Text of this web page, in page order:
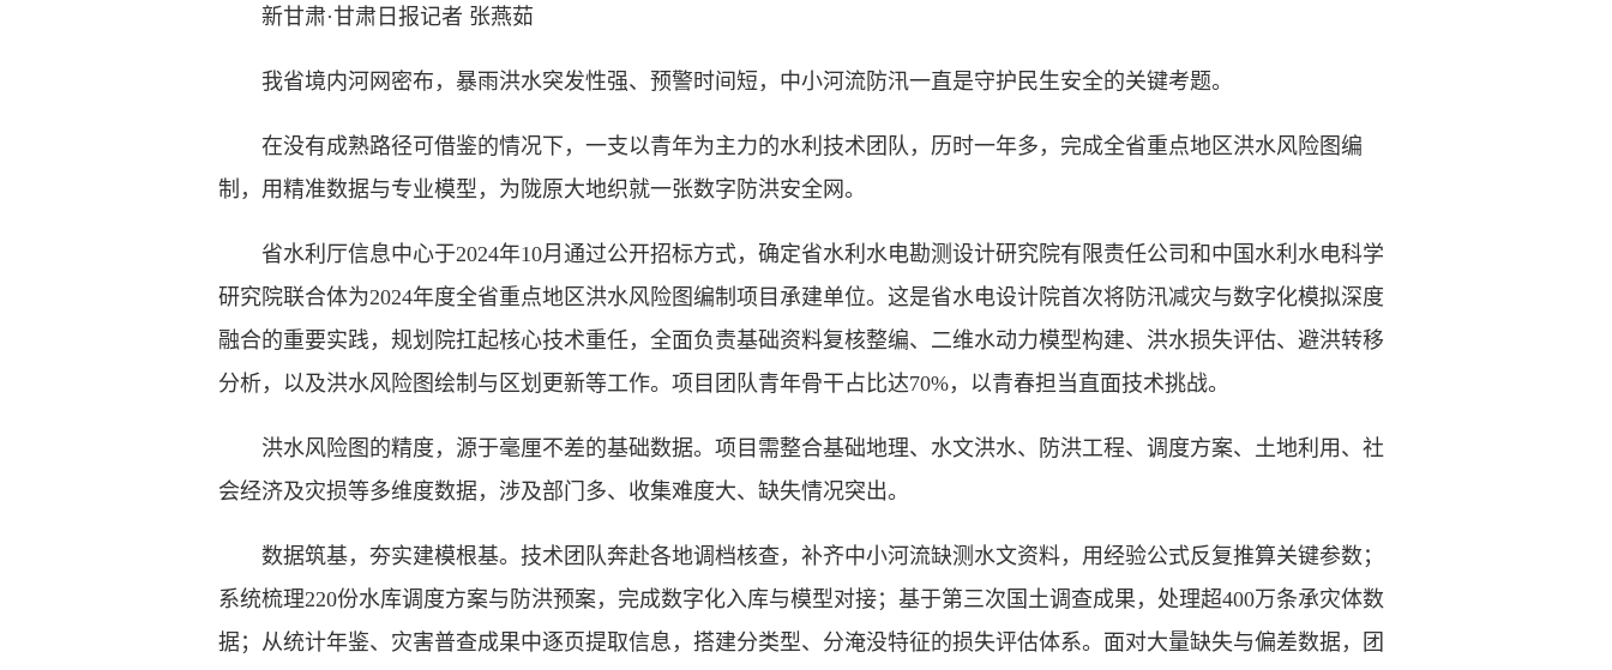
新甘肃·甘肃日报记者 张燕茹
我省境内河网密布，暴雨洪水突发性强、预警时间短，中小河流防汛一直是守护民生安全的关键考题。
在没有成熟路径可借鉴的情况下，一支以青年为主力的水利技术团队，历时一年多，完成全省重点地区洪水风险图编
制，用精准数据与专业模型，为陇原大地织就一张数字防洪安全网。
省水利厅信息中心于2024年10月通过公开招标方式，确定省水利水电勘测设计研究院有限责任公司和中国水利水电科学
研究院联合体为2024年度全省重点地区洪水风险图编制项目承建单位。这是省水电设计院首次将防汛减灾与数字化模拟深度
融合的重要实践，规划院扛起核心技术重任，全面负责基础资料复核整编、二维水动力模型构建、洪水损失评估、避洪转移
分析，以及洪水风险图绘制与区划更新等工作。项目团队青年骨干占比达70%，以青春担当直面技术挑战。
洪水风险图的精度，源于毫厘不差的基础数据。项目需整合基础地理、水文洪水、防洪工程、调度方案、土地利用、社
会经济及灾损等多维度数据，涉及部门多、收集难度大、缺失情况突出。
数据筑基，夯实建模根基。技术团队奔赴各地调档核查，补齐中小河流缺测水文资料，用经验公式反复推算关键参数；
系统梳理220份水库调度方案与防洪预案，完成数字化入库与模型对接；基于第三次国土调查成果，处理超400万条承灾体数
据；从统计年鉴、灾害普查成果中逐页提取信息，搭建分类型、分淹没特征的损失评估体系。面对大量缺失与偏差数据，团